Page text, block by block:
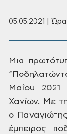
05.05.2021 | Ώρα
Μια
Μαΐου 2021
Χανίων. Με
ο
έμπειρος